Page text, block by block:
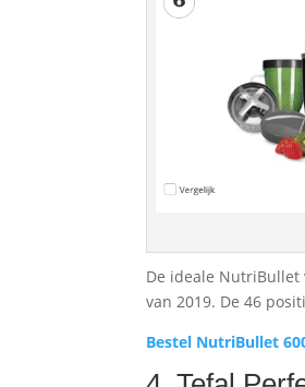
De ideale
van 2019. De 46
Bestel NutriBullet